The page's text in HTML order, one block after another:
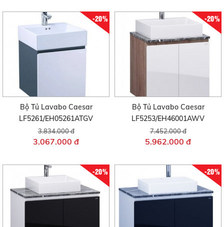
-20%
Bộ Tủ Lavabo Caesar
LF5261/EH05261ATGV
3.834.000 đ
3.067.000 đ
-20%
Bộ Tủ Lavabo Caesar
LF5253/EH46001AWV
7.452.000 đ
5.962.000 đ
-20% -20%